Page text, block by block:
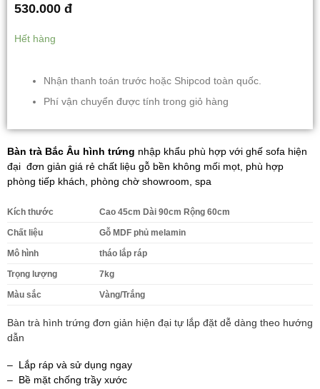
530.000 đ
Hết hàng
Nhận thanh toán trước hoặc Shipcod toàn quốc.
Phí vận chuyển được tính trong giỏ hàng
Bàn trà Bắc Âu hình trứng nhập khẩu phù hợp với ghế sofa hiện
đại đơn giản giá rẻ chất liệu gỗ bền không mối mọt, phù hợp
phòng tiếp khách, phòng chờ showroom, spa
Kích thước Cao 45cm Dài 90cm Rộng 60cm
Chất liệu Gỗ MDF phủ melamin
Mô hình tháo lắp ráp
Trọng lượng 7kg
Màu sắc Vàng/Trắng
Bàn trà hình trứng đơn giản hiện đại tự lắp đặt dễ dàng theo hướng
dẫn
– Lắp ráp và sử dụng ngay
– Bề mặt chống trầy xước